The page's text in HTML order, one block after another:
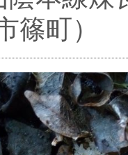
篠町）